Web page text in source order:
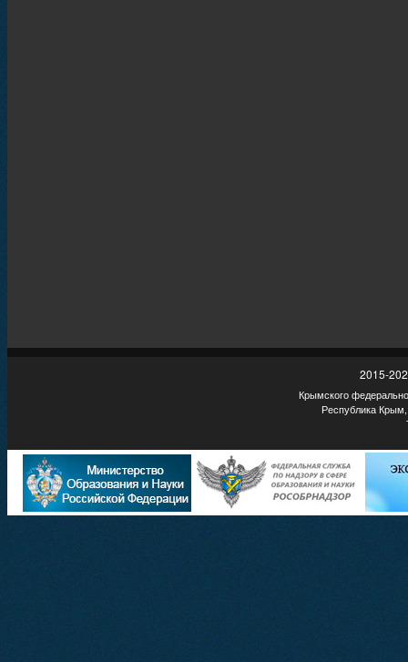
2015-
Крымского
Республика